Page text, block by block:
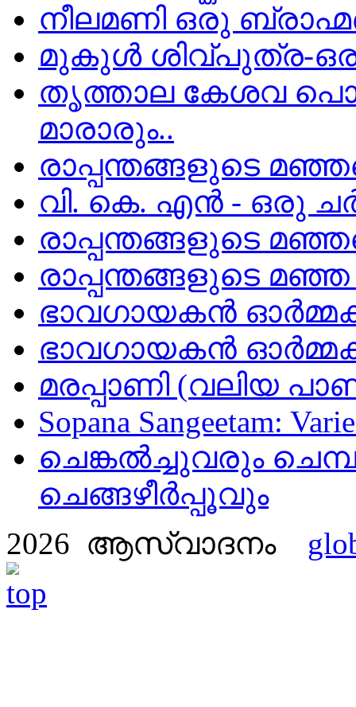
നീലമണി ഒരു
മുകുൾ ശിവ്പുത്ര-ഒരു
തൃത്താല കേശവ
മാരാരും..
രാപ്പന്തങ്ങളുടെ
വി. കെ. എൻ - ഒരു
രാപ്പന്തങ്ങളുടെ
രാപ്പന്തങ്ങളുടെ
ഭാവഗായകന്‍
ഭാവഗായകന്‍
മരപ്പാണി (വലിയ
Sopana Sangeetam:
ചെങ്കൽച്ചുവരും
ചെങ്ങഴീർപ്പൂവും
2026 ആസ്വാദനം